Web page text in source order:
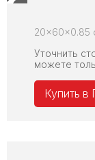
20x60x0.85
Уточнить
можете
Купить в